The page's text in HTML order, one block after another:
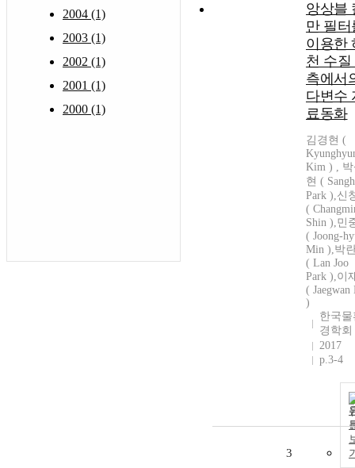
2004 (1)
2003 (1)
2002 (1)
2001 (1)
2000 (1)
앙상블
만 필터
이용한
천 수질
측에서
다변수
료동화
김경현 (
Kim ) ,
현 (
Park ),신
(
Shin ),민
( Joong-
Min ),박
( Lan Joo
Park ),이
( Jaegwan
)
한국물
경학회
2017
p.3-4
3